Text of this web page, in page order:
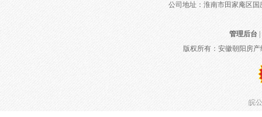
公司地址：淮南市田家庵区
管理后台|
版权所有：安徽朝阳房
皖